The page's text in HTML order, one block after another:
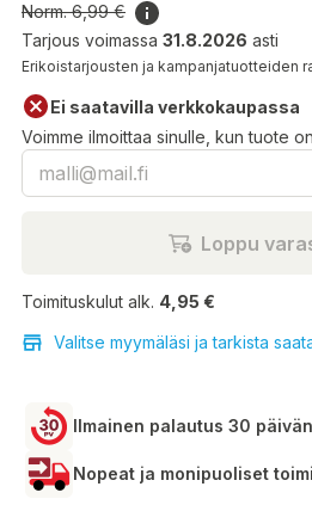
Norm.6,99 €
Tarjous voimassa 31.8.2026 asti
Erikoistarjousten ja kampanjatuotteiden
Ei saatavilla verkkokaupassa
Voimme ilmoittaa sinulle, kun tuote
Loppu
Toimituskulut alk. 4,95 €
Valitse myymäläsi ja tarkista
Ilmainen palautus 30
Nopeat ja monipuoliset